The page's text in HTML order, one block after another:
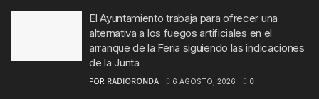
El Ayuntamiento trabaja para ofrecer una
alternativa a los fuegos artificiales en el
arranque de la Feria siguiendo las indicaciones
de la Junta
POR RADIORONDA 6 AGOSTO, 2026 0